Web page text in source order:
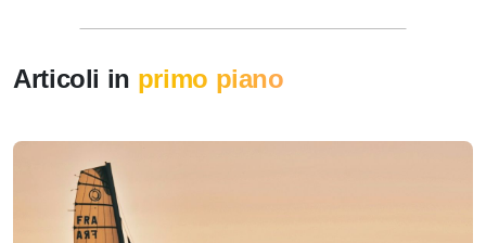
Articoli in primo piano